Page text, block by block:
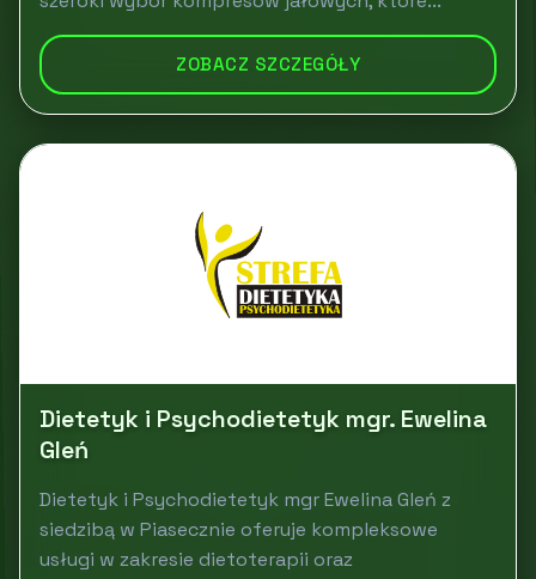
ZOBACZ SZCZEGÓŁY
Dietetyk i Psychodietetyk mgr. Ewelina
Gleń
Dietetyk i Psychodietetyk mgr Ewelina Gleń z
siedzibą w Piasecznie oferuje kompleksowe
usługi w zakresie dietoterapii oraz